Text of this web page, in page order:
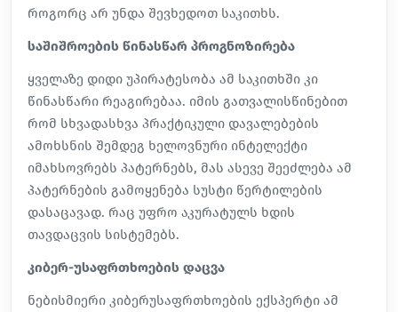
როგორც არ უნდა შევხედოთ საკითხს.
საშიშროების წინასწარ პროგნოზირება
ყველაზე დიდი უპირატესობა ამ საკითხში კი
წინასწარი რეაგირებაა. იმის გათვალისწინებით
რომ სხვადასხვა პრაქტიკული დავალებების
ამოხსნის შემდეგ ხელოვნური ინტელექტი
იმახსოვრებს პატერნებს, მას ასევე შეეძლება ამ
პატერნების გამოყენება სუსტი წერტილების
დასაცავად. რაც უფრო აკურატულს ხდის
თავდაცვის სისტემებს.
კიბერ-უსაფრთხოების დაცვა
ნებისმიერი კიბერუსაფრთხოების ექსპერტი ამ